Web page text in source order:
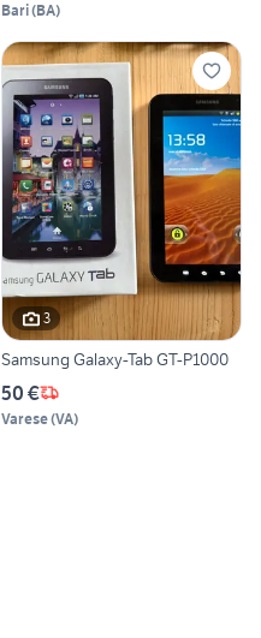
Bari(BA)
3
Samsung Galaxy-Tab GT-P1000
50 €
Varese(VA)